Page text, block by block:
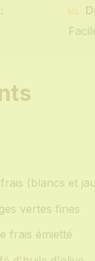
(blancs et
vertes fines
frais émietté